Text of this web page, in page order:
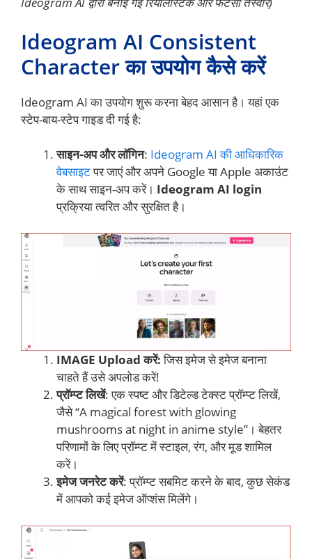
Ideogram AI Consistent
Character का उपयोग कैसे करें
Ideogram AI का उपयोग शुरू करना बेहद आसान है। यहां एक
स्टेप-बाय-स्टेप गाइड दी गई है:
साइन-अप और लॉगिन: Ideogram AI की आधिकारिक
वेबसाइटपर जाएं और अपने Google या Apple अकाउंट
के साथ साइन-अप करें। Ideogram AI login
प्रक्रिया त्वरित और सुरक्षित है।
IMAGE Upload करें:जिस इमेज से इमेज बनाना
चाहते हैं उसे अपलोड करें!
प्रॉम्प्ट लिखें: एक स्पष्ट और डिटेल्ड टेक्स्ट प्रॉम्प्ट लिखें,
जैसे “A magical forest with glowing
mushrooms at night in anime style”। बेहतर
परिणामों के लिए प्रॉम्प्ट में स्टाइल, रंग, और मूड शामिल
करें।
इमेज जनरेट करें: प्रॉम्प्ट सबमिट करने के बाद, कुछ सेकंड
में आपको कई इमेज ऑप्शंस मिलेंगे।